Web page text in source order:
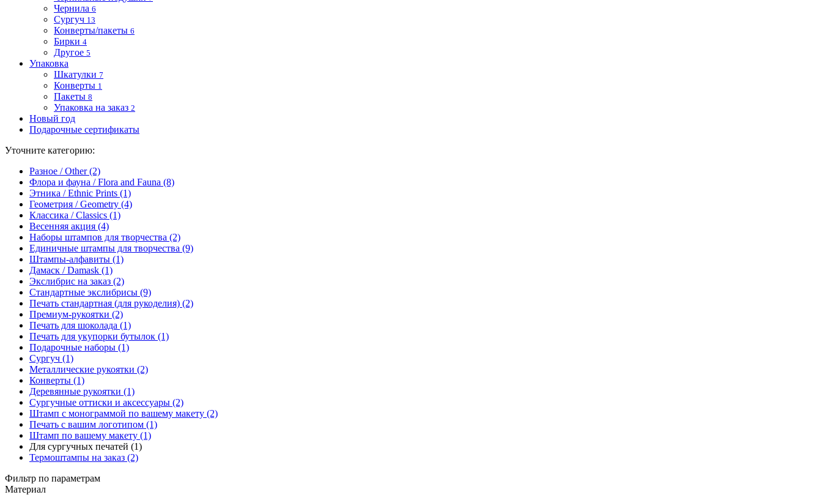
Чернила 6
Сургуч 13
Конверты/пакеты 6
Бирки 4
Другое 5
Упаковка
Шкатулки 7
Конверты 1
Пакеты 8
Упаковка на заказ 2
Новый год
Подарочные сертификаты
Уточните категорию:
Разное / Other (2)
Флора и фауна / Flora and Fauna (8)
Этника / Ethnic Prints (1)
Геометрия / Geometry (4)
Классика / Classics (1)
Весенняя акция (4)
Наборы штампов для творчества (2)
Единичные штампы для творчества (9)
Штампы-алфавиты (1)
Дамаск / Damask (1)
Экслибрис на заказ (2)
Стандартные экслибрисы (9)
Печать стандартная (для рукоделия) (2)
Премиум-рукоятки (2)
Печать для шоколада (1)
Печать для укупорки бутылок (1)
Подарочные наборы (1)
Сургуч (1)
Металлические рукоятки (2)
Конверты (1)
Деревянные рукоятки (1)
Сургучные оттиски и аксессуары (2)
Штамп с монограммой по вашему макету (2)
Печать с вашим логотипом (1)
Штамп по вашему макету (1)
Для сургучных печатей (1)
Термоштампы на заказ (2)
Фильтр по параметрам
Материал